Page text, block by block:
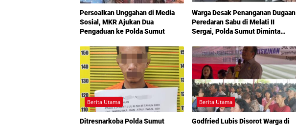
Persoalkan Unggahan di Media
Sosial, MKR Ajukan Dua
Pengaduan ke Polda Sumut
Warga Desak Penanganan Dugaan
Peredaran Sabu di Melati II
Sergai, Polda Sumut Diminta
Berita Utama
Ditresnarkoba Polda Sumut
Berita Utama
Godfried Lubis Disorot Warga di